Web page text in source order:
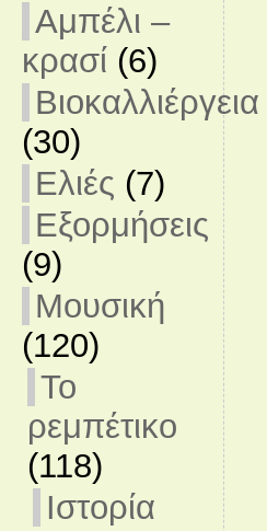
Αμπέλι –
κρασί (6)
Βιοκαλλιέργεια
(30)
Ελιές (7)
Εξορμήσεις
(9)
Μουσική
(120)
Το
ρεμπέτικο
(118)
Ιστορία